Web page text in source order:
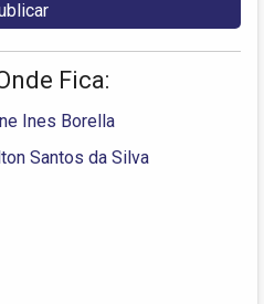
Fica:
Ines Borella
Santos da Silva